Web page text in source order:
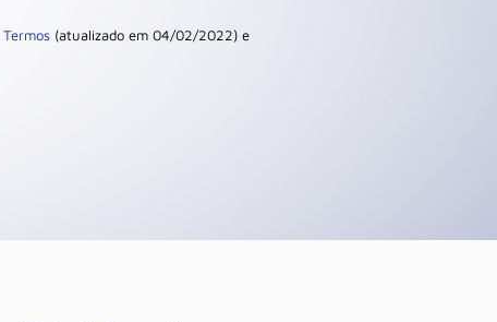
Termos (atualizado em 04/02/2022) e